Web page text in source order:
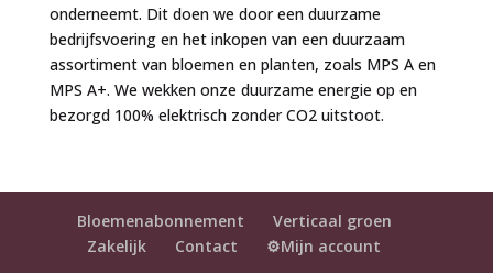
onderneemt. Dit doen we door een duurzame
bedrijfsvoering en het inkopen van een duurzaam
assortiment van bloemen en planten, zoals MPS A en
MPS A+. We wekken onze duurzame energie op en
bezorgd 100% elektrisch zonder CO2 uitstoot.
Bloemenabonnement
Verticaal groen
Zakelijk
Contact ⚙️Mijn account